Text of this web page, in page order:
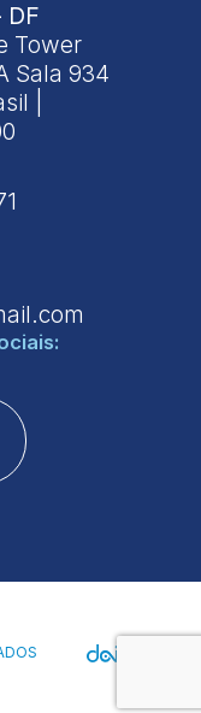
DF
Tower
Sala 934
|